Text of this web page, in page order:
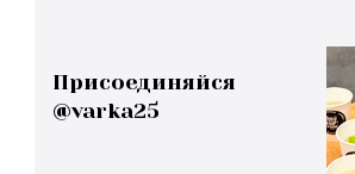
Присоединяйся
@varka25